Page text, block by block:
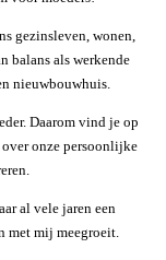
gezinsleven, wonen,
balans als werkende
nieuwbouwhuis.
Daarom vind je op
onze persoonlijke
al vele jaren een
met mij meegroeit.